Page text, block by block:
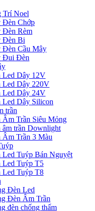
Trí Noel
Đèn Chớp
Đèn Rèm
Đèn Bi
Đèn Cầu Mây
Đui Đèn
Led Dây 12V
Led Dây 220V
Led Dây 24V
Led Dây Silicon
trần
Trần Siêu Mỏng
âm trần Downlight
Trần 3 Màu
Led Tuýp Bán Nguyệt
Led Tuýp T5
Led Tuýp T8
Đèn Led
Đèn Âm Trần
đèn chống thấm